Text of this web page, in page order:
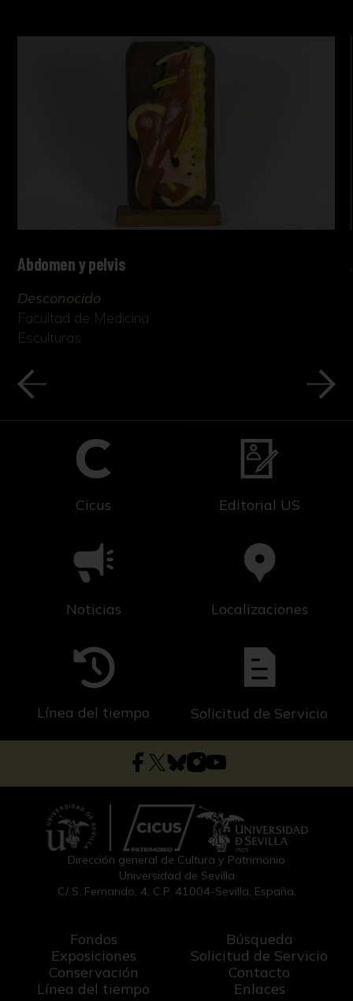
Abdomen y pelvis
Desconocido
Facultad de Medicina
Esculturas
Cicus Editorial US
Noticias Localizaciones
Línea del tiempo Solicitud de Servicio
Dirección general de Cultura y Patrimonio
Universidad de Sevilla
C/ S. Fernando, 4, C.P. 41004-Sevilla, España.
Fondos
Exposiciones
Conservación
Línea del tiempo
Búsqueda
Solicitud de Servicio
Contacto
Enlaces